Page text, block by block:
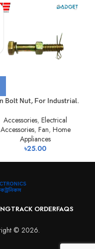
Bolt Nut, For Industrial.
Accessories,Electrical
Accessories, Fan, Home
Appliances
৳25.00
TRACK ORDERFAQS
© 2026.